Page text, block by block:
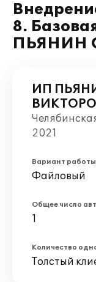
8.
ПЬЯНИН
ИП
2021
Вариант работы
Файловый
Общее число
1
Количество
Толстый